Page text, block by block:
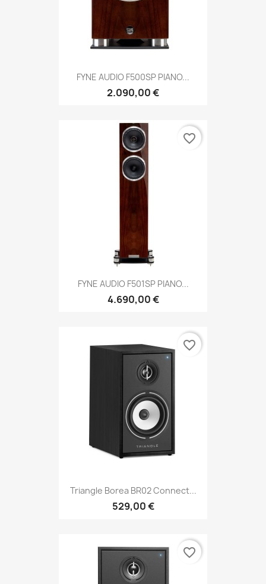
FYNE AUDIO F500SP PIANO...
2.090,00 €
FYNE AUDIO F501SP PIANO...
4.690,00 €
favorite_border
Triangle Borea BR02 Connect...
529,00 €
favorite_border
favorite_border